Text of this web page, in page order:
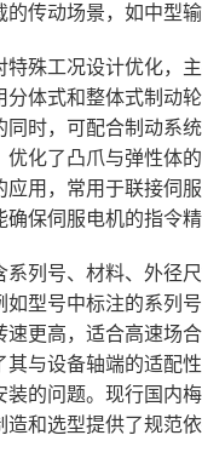
传动场景，如中型
殊工况设计优化，
体式和整体式制动
时，可配合制动系
化了凸爪与弹性体
用，常用于联接伺
保伺服电机的指令
列号、材料、外径
型号中标注的系列
更高，适合高速场
与设备轴端的适配
的问题。现行国内
和选型提供了规范依